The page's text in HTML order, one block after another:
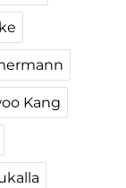
Kang